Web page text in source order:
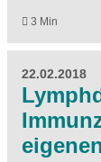
3 Min
22.02.2018